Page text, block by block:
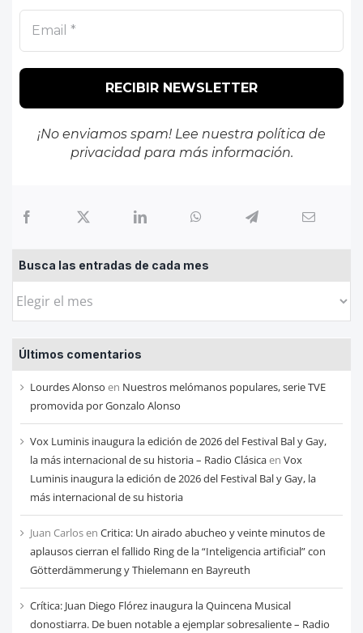
¡No enviamos spam! Lee nuestra política de
privacidadpara más información.
Busca las entradas de cada mes
Busca
entradas
de
cada
mes
Últimos comentarios
Lourdes Alonso en Nuestros melómanos populares, serie TVE
promovida por Gonzalo Alonso
Vox Luminis inaugura la edición de 2026 del Festival Bal y Gay,
la más internacional de su historia – Radio Clásicaen Vox
Luminis inaugura la edición de 2026 del Festival Bal y Gay, la
más internacional de su historia
Juan Carlosen Critica: Un airado abucheo y veinte minutos de
aplausos cierran el fallido Ring de la “Inteligencia artificial” con
Götterdämmerung y Thielemann en Bayreuth
Crítica: Juan Diego Flórez inaugura la Quincena Musical
donostiarra. De buen notable a ejemplar sobresaliente – Radio